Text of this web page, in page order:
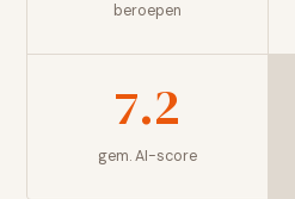
beroepen
7.2
gem. AI-score